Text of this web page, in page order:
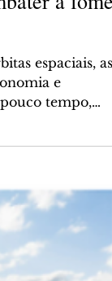
Como
pode
de
a fome
e
tempo,
estão...